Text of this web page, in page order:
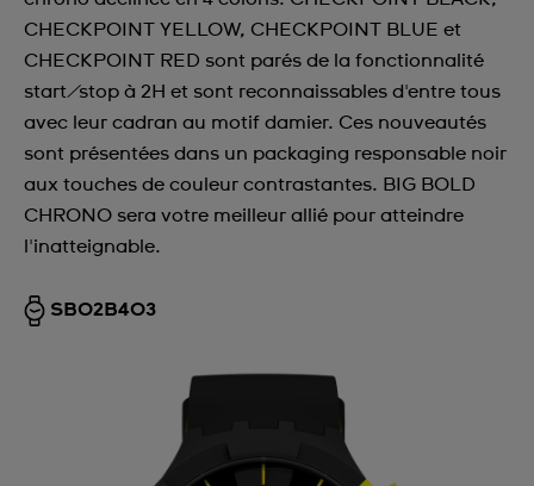
CHECKPOINT YELLOW, CHECKPOINT BLUE et
CHECKPOINT RED sont parés de la fonctionnalité
start/stop à 2H et sont reconnaissables d'entre tous
avec leur cadran au motif damier. Ces nouveautés
sont présentées dans un packaging responsable noir
aux touches de couleur contrastantes. BIG BOLD
CHRONO sera votre meilleur allié pour atteindre
l'inatteignable.
SB02B403